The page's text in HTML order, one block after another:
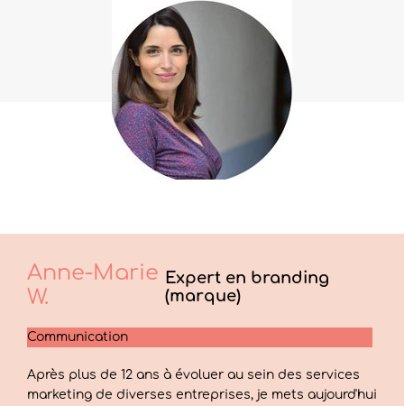
Anne-Marie
W.
Expert en branding
(marque)
Communication
Après plus de 12 ans à évoluer au sein des services
marketing de diverses entreprises, je mets aujourd'hui